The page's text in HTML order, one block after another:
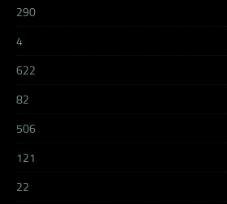
290
4
622
82
506
121
22